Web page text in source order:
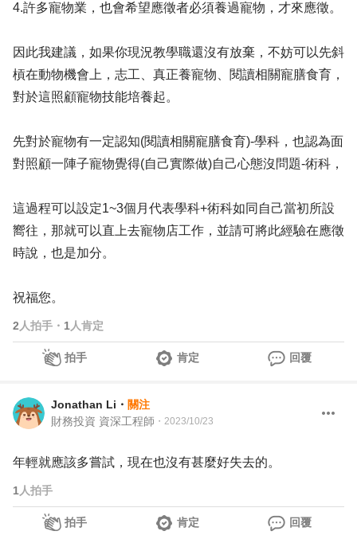
4.許多寵物業，也會希望應徵者必須養過寵物，才來應徵。
因此我建議，如果你現況教學職還沒有放棄，不妨可以先斜
槓在動物機會上，志工、真正養寵物、閱讀相關寵膳食育，
對於這照顧寵物技能培養起。
先對於寵物有一定認知(閱讀相關寵膳食育)-學科，也認為面
對照顧一陣子寵物覺得(自己實際做)自己心態沒問題-術科，
這過程可以設定1~3個月代表學科+術科如同自己當初所設
嚮往，那就可以直上去寵物店工作，並請可將此經驗在應徵
時說，也是加分。
祝福您。
2 人拍手 ・ 1 人肯定
拍手 肯定 回覆
Jonathan Li ・ 關注
財務投資 資深工程師 ・ 2023/10/23
年輕就應該多嘗試，現在也沒有甚麼好失去的。
1 人拍手
拍手 肯定 回覆